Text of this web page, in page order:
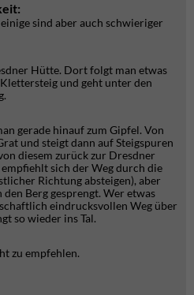
sind aber auch schwieriger
Hütte. Dort folgt man etwas
und geht unter den
gerade hinauf zum Gipfel. Von
und steigt dann auf Steigspuren
diesem zurück zur Dresdner
sich der Weg durch die
Richtung absteigen), aber
Berg gesprengt. Wer etwas
eindrucksvollen Weg über
so wieder ins Tal.
zu empfehlen.